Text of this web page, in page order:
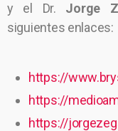
y el Dr. Jorge
siguientes enlaces:
https://
https://
https://